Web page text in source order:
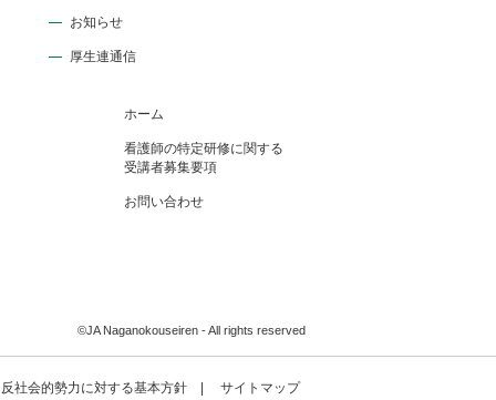
お知らせ
厚生連通信
ホーム
看護師の特定研修に関する
受講者募集要項
お問い合わせ
©JA Naganokouseiren - All rights reserved
反社会的勢力に対する基本方針 サイトマップ